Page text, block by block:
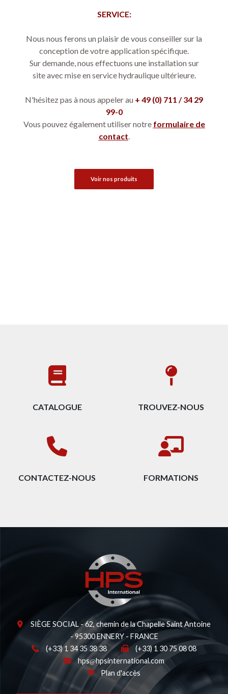
SERVICE:
Nous nous ferons un plaisir de vous conseiller sur la
conception de votre application spécifique.
Sur demande, nous effectuons une installation sur
site avec mise en service hydraulique ultérieure.
N'hésitez pas à nous appeler au + 49 (0) 711 / 34 29
99-0
Vous pouvez également utiliser notre formulaire de
contact.
Voir nos produits
CATALOGUE TROUVEZ-NOUS
CONTACTEZ-NOUS FORMATIONS
SIÈGE SOCIAL - 62, chemin de la Chapelle Saint Antoine
- 95300 ENNERY - FRANCE
(+33) 1 34 35 38 38
(+33) 1 30 75 08 08
hps
hpsinternational.com
Plan d'accès